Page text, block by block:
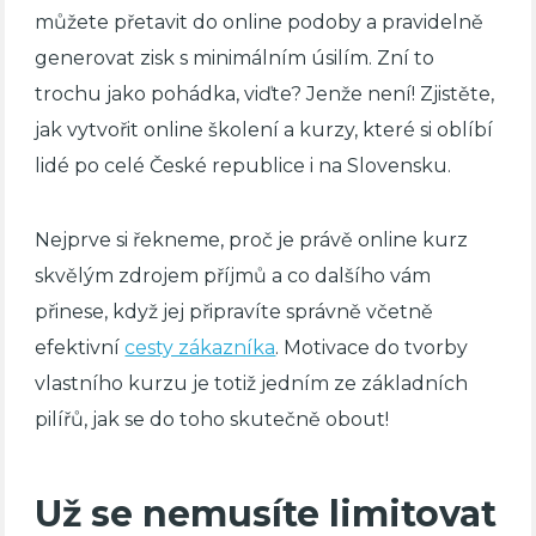
můžete přetavit do online podoby a pravidelně
generovat zisk s minimálním úsilím. Zní to
trochu jako pohádka, viďte? Jenže není! Zjistěte,
jak vytvořit online školení a kurzy, které si oblíbí
lidé po celé České republice i na Slovensku.
Nejprve si řekneme, proč je právě online kurz
skvělým zdrojem příjmů a co dalšího vám
přinese, když jej připravíte správně včetně
efektivnícesty zákazníka. Motivace do tvorby
vlastního kurzu je totiž jedním ze základních
pilířů, jak se do toho skutečně obout!
Už se nemusíte limitovat